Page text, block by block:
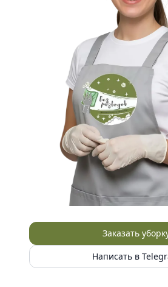
Заказать
Написать в